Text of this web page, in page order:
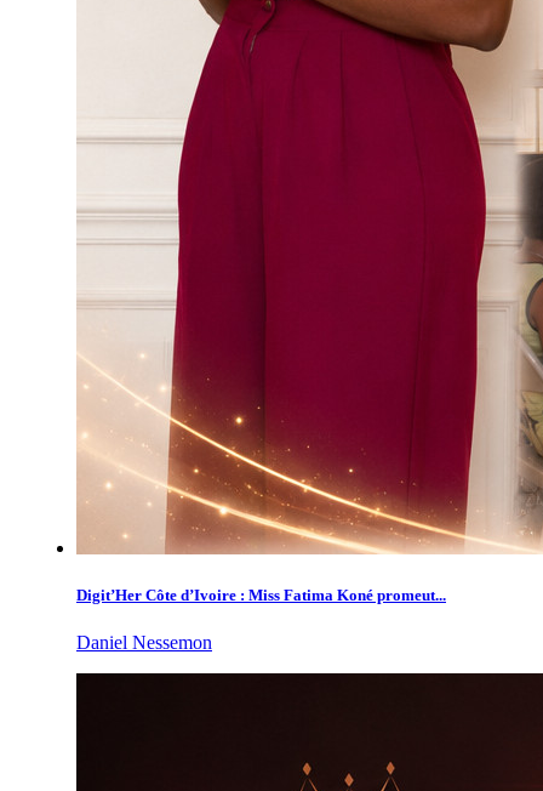
Digit’Her Côte d’Ivoire : Miss Fatima Koné promeut...
Daniel Nessemon